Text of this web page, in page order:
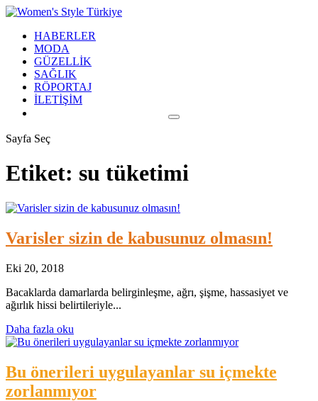
HABERLER
MODA
GÜZELLİK
SAĞLIK
RÖPORTAJ
İLETİŞİM
Sayfa Seç
Etiket: su tüketimi
Varisler sizin de kabusunuz olmasın!
Eki 20, 2018
Bacaklarda damarlarda belirginleşme, ağrı, şişme, hassasiyet ve
ağırlık hissi belirtileriyle...
Daha fazla oku
Bu önerileri uygulayanlar su içmekte
zorlanmıyor